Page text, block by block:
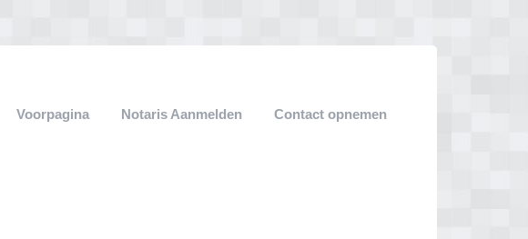
Voorpagina Notaris Aanmelden Contact opnemen